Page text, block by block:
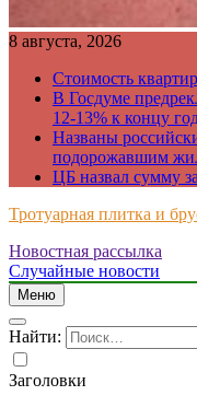
8 августа, 2026
Стоимость
В Госдуме
12-13% к концу
Названы
подорожавшим
ЦБ назвал сумму
Тротуарная плитка и
Just another WordPress site
Новостная рассылка
Случайные новости
Меню
Найти:
Заголовки